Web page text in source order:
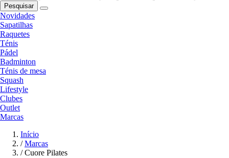
Pesquisar
Novidades
Sapatilhas
Raquetes
Ténis
Pádel
Badminton
Ténis de mesa
Squash
Lifestyle
Clubes
Outlet
Marcas
Início
/ Marcas
/ Cuore Pilates